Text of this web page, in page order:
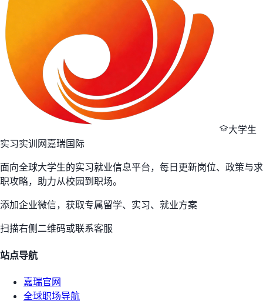
大学生
实习实训网嘉瑞国际
面向全球大学生的实习就业信息平台，每日更新岗位、政策与求
职攻略，助力从校园到职场。
添加企业微信，获取专属留学、实习、就业方案
扫描右侧二维码或联系客服
站点导航
嘉瑞官网
全球职场导航